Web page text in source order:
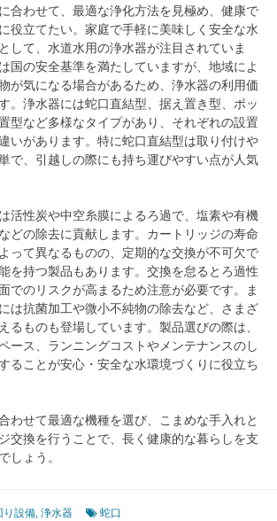
合わせて、最適な浄化方法を見極め、健康で
役立てたい。家庭で手軽に美味しく安全な水
して、水道水用の浄水器が注目されていま
国の安全基準を満たしていますが、地域によ
が気になる場合があるため、浄水器の利用価
。浄水器には蛇口直結型、据え置き型、ポッ
型など多様なタイプがあり、それぞれの設置
いがあります。特に蛇口直結型は取り付けや
で、引越しの際にも持ち運びやすい点が人気
活性炭や中空糸膜によるろ過で、塩素や有機
どの除去に貢献します。カートリッジの寿命
って異なるものの、定期的な交換が不可欠で
を持つ製品もあります。交換を怠るとろ過性
でのリスクが高まるため注意が必要です。ま
は抗菌加工や微小不純物の除去など、さまざ
るものも登場しています。製品選びの際は、
ース、ランニングコストやメンテナンスのし
ることが安心・安全な水環境づくりに役立ち
わせて最適な機種を選び、こまめな手入れと
交換を行うことで、長く健康的な暮らしを支
しょう。
り設備,浄水器 蛇口